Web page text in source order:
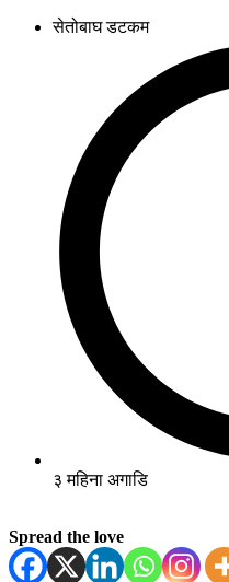
सेतोबाघ डटकम
३ महिना अगाडि
Spread the love